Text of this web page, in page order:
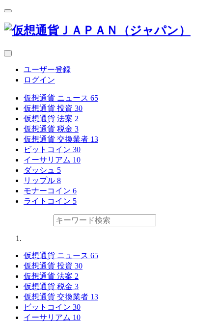
ユーザー登録
ログイン
仮想通貨 ニュース 65
仮想通貨 投資 30
仮想通貨 法案 2
仮想通貨 税金 3
仮想通貨 交換業者 13
ビットコイン 30
イーサリアム 10
ダッシュ 5
リップル 8
モナーコイン 6
ライトコイン 5
仮想通貨 ニュース 65
仮想通貨 投資 30
仮想通貨 法案 2
仮想通貨 税金 3
仮想通貨 交換業者 13
ビットコイン 30
イーサリアム 10